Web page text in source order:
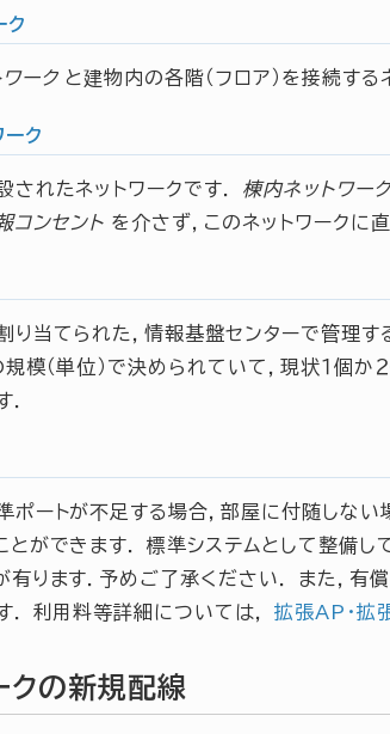
ク
ワークと建物内の各階（フロア）を接続する
ーク
されたネットワークです． 棟内ネットワーク
コンセント を介さず，このネットワークに
り当てられた，情報基盤センターで管理
規模（単位）で決められていて，現状１個
ポートが不足する場合，部屋に付随しな
とができます． 標準システムとして整備
有ります．予めご了承ください． また，有
． 利用料等詳細については， 拡張AP・拡
クの新規配線